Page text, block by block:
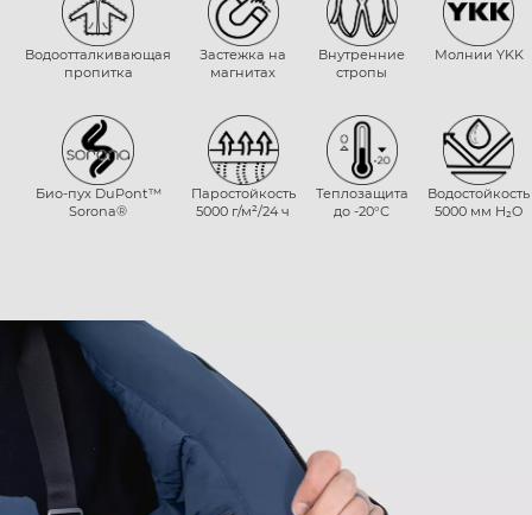
Водоотталкивающая
пропитка
Застежка на
магнитах
Внутренние
стропы
Молнии YKK
Био-пух DuPont™
Sorona®
Паростойкость
5000 г/м²/24 ч
Теплозащита
до -20°С
Водостойкость
5000 мм H₂O